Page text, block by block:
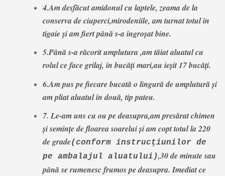
4.Am desfăcut amidonul cu laptele, zeama de la
conserva de ciuperci,mirodeniile, am turnat totul în
tigaie și am fiert până s-a îngroșat bine.
5.Până s-a răcorit umplutura ,am tăiat aluatul cu
rolul ce face grilaj, în bucăți mari,au ieșit 17 bucăți.
6.Am pus pe fiecare bucată o lingură de umplutură și
am pliat aluatul în două, tip pateu.
7. Le-am uns cu ou pe deasupra,am presărat chimen
și semințe de floarea soarelui și am copt totul la 220
de grade(conform instrucțiunilor de
pe ambalajul aluatului),30 de minute sau
până se rumenesc frumos pe deasupra. Imediat ce